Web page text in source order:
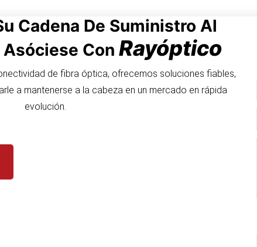
Cadena De Suministro Al
Asóciese ConRayóptico
de fibra óptica, ofrecemos soluciones fiables,
a mantenerse a la cabeza en un mercado en rápida
evolución.